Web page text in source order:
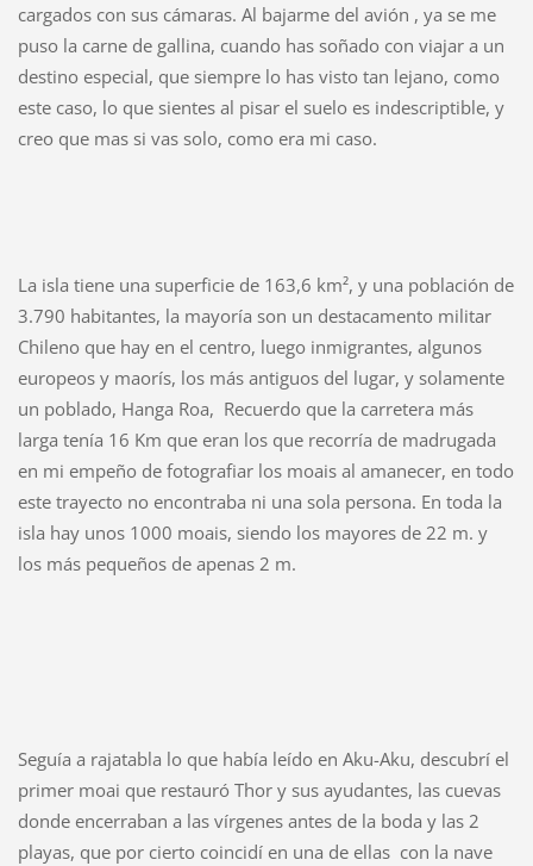
cargados con sus cámaras. Al bajarme del avión , ya se me
puso la carne de gallina, cuando has soñado con viajar a un
destino especial, que siempre lo has visto tan lejano, como
este caso, lo que sientes al pisar el suelo es indescriptible, y
creo que mas si vas solo, como era mi caso.
La isla tiene una superficie de 163,6 km², y una población de
3.790 habitantes, la mayoría son un destacamento militar
Chileno que hay en el centro, luego inmigrantes, algunos
europeos y maorís, los más antiguos del lugar, y solamente
un poblado, Hanga Roa, Recuerdo que la carretera más
larga tenía 16 Km que eran los que recorría de madrugada
en mi empeño de fotografiar los moais al amanecer, en todo
este trayecto no encontraba ni una sola persona. En toda la
isla hay unos 1000 moais, siendo los mayores de 22 m. y
los más pequeños de apenas 2 m.
Seguía a rajatabla lo que había leído en Aku-Aku, descubrí el
primer moai que restauró Thor y sus ayudantes, las cuevas
donde encerraban a las vírgenes antes de la boda y las 2
playas, que por cierto coincidí en una de ellas con la nave